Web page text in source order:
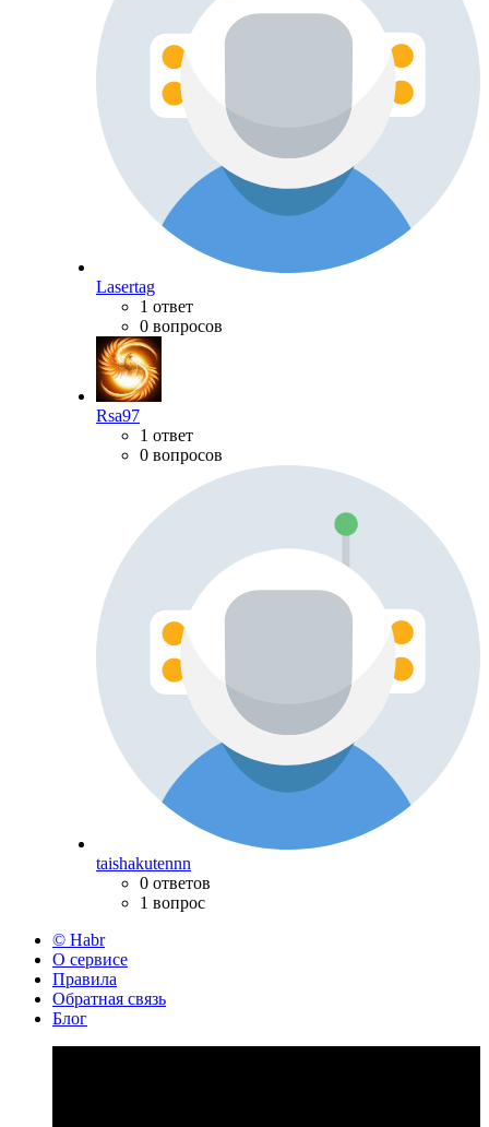
Lasertag
1 ответ
0 вопросов
Rsa97
1 ответ
0 вопросов
taishakutennn
0 ответов
1 вопрос
© Habr
О сервисе
Правила
Обратная связь
Блог